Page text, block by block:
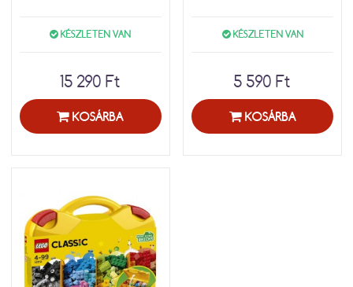
KÉSZLETEN VAN
15 290 Ft
KOSÁRBA
KÉSZLETEN VAN
5 590 Ft
KOSÁRBA